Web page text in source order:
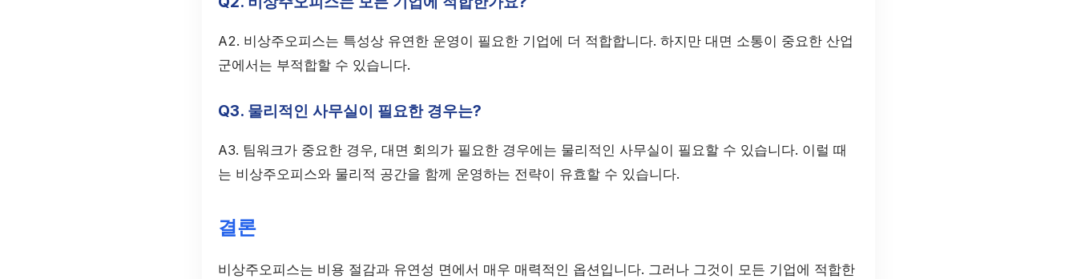
A2. 비상주오피스는 특성상 유연한 운영이 필요한 기업에 더 적합합니다. 하지만 대면 소통이 중요한 산업
군에서는 부적합할 수 있습니다.
Q3. 물리적인 사무실이 필요한 경우는?
A3. 팀워크가 중요한 경우, 대면 회의가 필요한 경우에는 물리적인 사무실이 필요할 수 있습니다. 이럴 때
는 비상주오피스와 물리적 공간을 함께 운영하는 전략이 유효할 수 있습니다.
결론
비상주오피스는 비용 절감과 유연성 면에서 매우 매력적인 옵션입니다. 그러나 그것이 모든 기업에 적합한